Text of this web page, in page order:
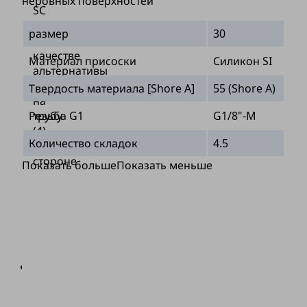
SC
в
качестве
альтернативы
прямо
на
трубу
(4)
на
стороне
размер
30
Материал присоски
Силикон SI
Твердость материала [Shore A]
55 (Shore A)
Резьба G1
G1/8"-M
Количество складок
4.5
Показать большеПоказать меньше